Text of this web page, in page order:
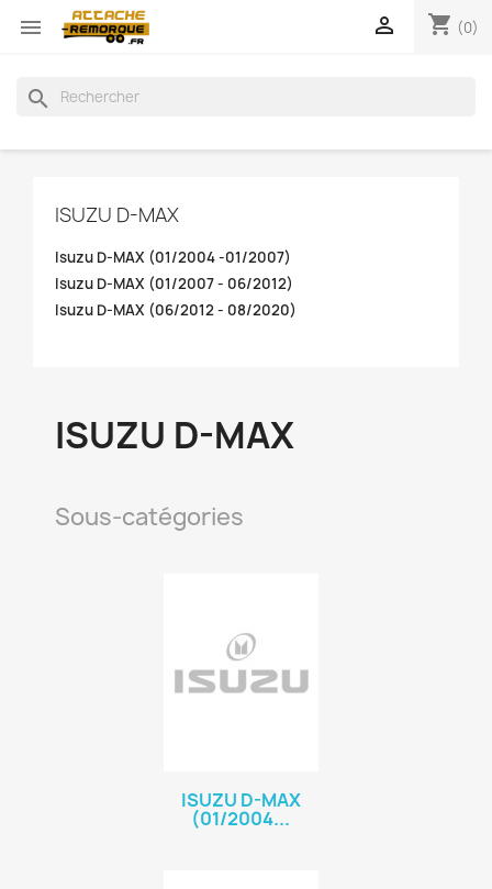
 shopping_cart (0)

search
ISUZU D-MAX
Isuzu D-MAX (01/2004 -01/2007)
Isuzu D-MAX (01/2007 - 06/2012)
Isuzu D-MAX (06/2012 - 08/2020)
ISUZU D-MAX
Sous-catégories
ISUZU D-MAX
(01/2004...